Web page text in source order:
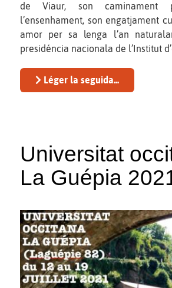
de Viaur, son caminament
l’ensenhament, son engatjament
amor per sa lenga l’an
presidéncia nacionala de l’Institut
Léger la seguida...
Universitat
La Guépia